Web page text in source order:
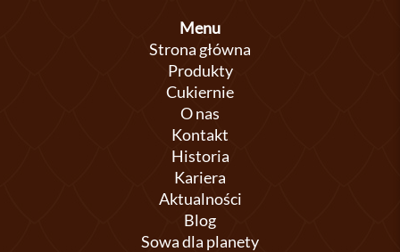
Menu
Strona główna
Produkty
Cukiernie
O nas
Kontakt
Historia
Kariera
Aktualności
Blog
Sowa dla planety